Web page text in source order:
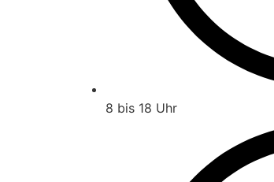
8 bis 18 Uhr